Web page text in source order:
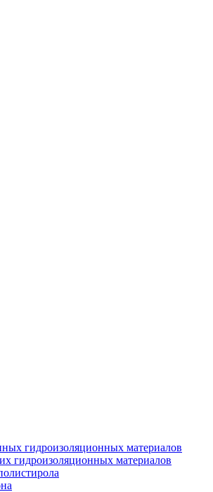
гидроизоляционных материалов
гидроизоляционных материалов